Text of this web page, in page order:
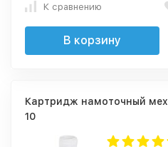
К сравнению
В корзину
Картридж намоточный
10